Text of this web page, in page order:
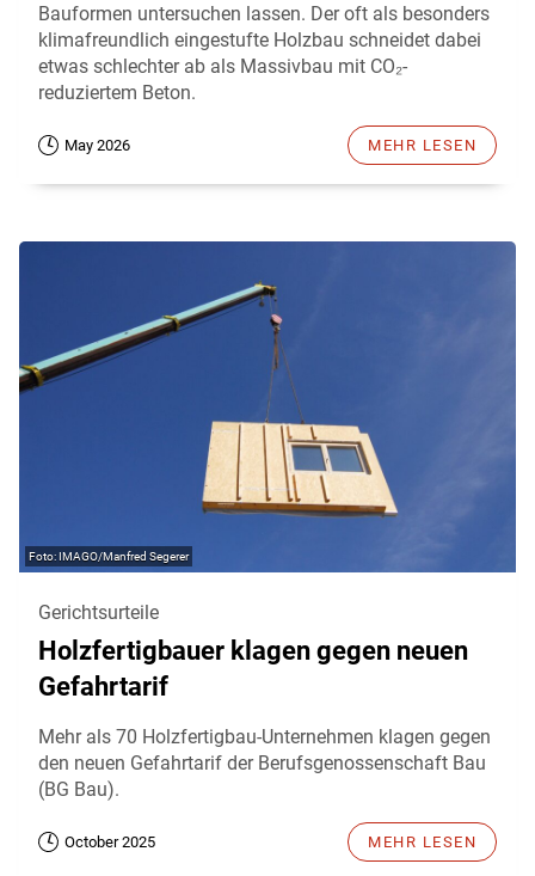
Bauformen untersuchen lassen. Der oft als besonders
klimafreundlich eingestufte Holzbau schneidet dabei
etwas schlechter ab als Massivbau mit CO₂-
reduziertem Beton.
May 2026 MEHR LESEN
IMAGO/Manfred Segerer
Gerichtsurteile
Holzfertigbauer klagen gegen neuen
Gefahrtarif
Mehr als 70 Holzfertigbau-Unternehmen klagen gegen
den neuen Gefahrtarif der Berufsgenossenschaft Bau
(BG Bau).
October 2025 MEHR LESEN